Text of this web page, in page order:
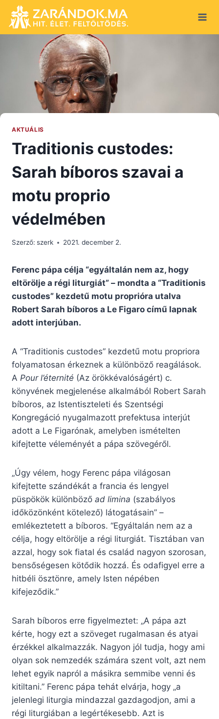
content
AKTUÁLIS
Traditionis custodes:
Sarah bíboros szavai a
motu proprio
védelmében
Szerző: szerk 2021. december 2.
Ferenc pápa célja “egyáltalán nem az, hogy
eltörölje a régi liturgiát” – mondta a “Traditionis
custodes” kezdetű motu proprióra utalva
Robert Sarah bíboros a Le Figaro című lapnak
adott interjúban.
A “Traditionis custodes” kezdetű motu propriora
folyamatosan érkeznek a különböző reagálások.
A Pour l’éternité (Az örökkévalóságért) c.
könyvének megjelenése alkalmából Robert Sarah
bíboros, az Istentiszteleti és Szentségi
Kongregáció nyugalmazott prefektusa interjút
adott a Le Figarónak, amelyben ismételten
kifejtette véleményét a pápa szövegéről.
„Úgy vélem, hogy Ferenc pápa világosan
kifejtette szándékát a francia és lengyel
püspökök különböző ad limina (szabályos
időközönként kötelező) látogatásain” –
emlékeztetett a bíboros. “Egyáltalán nem az a
célja, hogy eltörölje a régi liturgiát. Tisztában van
azzal, hogy sok fiatal és család nagyon szorosan,
bensőségesen kötődik hozzá. És odafigyel erre a
hitbéli ösztönre, amely Isten népében
kifejeződik.”
Sarah bíboros erre figyelmeztet: „A pápa azt
kérte, hogy ezt a szöveget rugalmasan és atyai
érzékkel alkalmazzák. Nagyon jól tudja, hogy ami
olyan sok nemzedék számára szent volt, azt nem
lehet egyik napról a másikra semmibe venni és
kitiltani.” Ferenc pápa tehát elvárja, hogy „a
jelenlegi liturgia mindazzal gazdagodjon, ami a
régi liturgiában a legértékesebb. Azt is